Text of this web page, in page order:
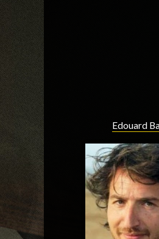
Edouard